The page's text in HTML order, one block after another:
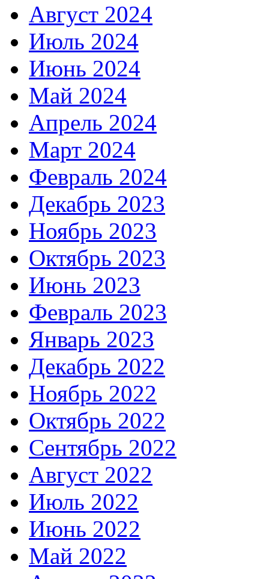
Август 2024
Июль 2024
Июнь 2024
Май 2024
Апрель 2024
Март 2024
Февраль 2024
Декабрь 2023
Ноябрь 2023
Октябрь 2023
Июнь 2023
Февраль 2023
Январь 2023
Декабрь 2022
Ноябрь 2022
Октябрь 2022
Сентябрь 2022
Август 2022
Июль 2022
Июнь 2022
Май 2022